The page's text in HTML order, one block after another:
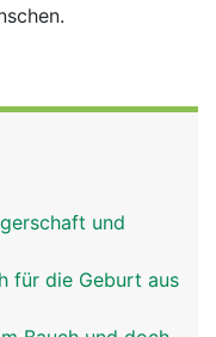
und
für die Geburt aus